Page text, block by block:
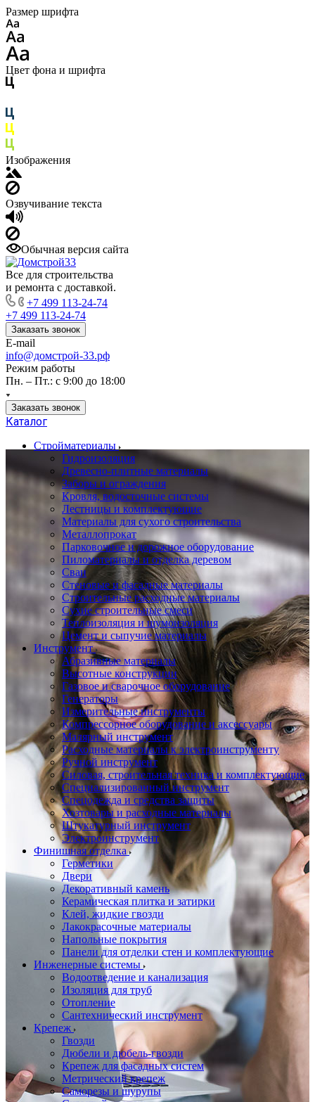
Размер шрифта
Цвет фона и шрифта
Изображения
Озвучивание текста
Обычная версия сайта
Все для строительства
и ремонта с доставкой.
+7 499 113-24-74
+7 499 113-24-74
Заказать звонок
E-mail
info@домстрой-33.рф
Режим работы
Пн. – Пт.: с 9:00 до 18:00
Заказать звонок
Каталог
Стройматериалы
Гидроизоляция
Древесно-плитные материалы
Заборы и ограждения
Кровля, водосточные системы
Лестницы и комплектующие
Материалы для сухого строительства
Металлопрокат
Парковочное и дорожное оборудование
Пиломатериалы и отделка деревом
Сваи
Стеновые и фасадные материалы
Строительные расходные материалы
Сухие строительные смеси
Теплоизоляция и шумоизоляция
Цемент и сыпучие материалы
Инструмент
Абразивные материалы
Высотные конструкции
Газовое и сварочное оборудование
Генераторы
Измерительные инструменты
Компрессорное оборудование и аксессуары
Малярный инструмент
Расходные материалы к электроинструменту
Ручной инструмент
Силовая, строительная техника и комплектующие
Специализированный инструмент
Спецодежда и средства защиты
Хозтовары и расходные материалы
Штукатурный инструмент
Электроинструмент
Финишная отделка
Герметики
Двери
Декоративный камень
Керамическая плитка и затирки
Клей, жидкие гвозди
Лакокрасочные материалы
Напольные покрытия
Панели для отделки стен и комплектующие
Инженерные системы
Водоотведение и канализация
Изоляция для труб
Отопление
Сантехнический инструмент
Крепеж
Гвозди
Дюбели и дюбель-гвозди
Крепеж для фасадных систем
Метрический крепеж
Саморезы и шурупы